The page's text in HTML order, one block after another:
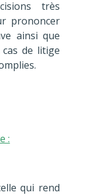
très
prononcer
ainsi que
de litige
:
qui rend